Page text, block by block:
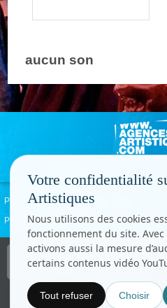
aucun son
Politique de confidentialité
Paramètres cookies
Votre confidentialité
Artistiques
Nous utilisons des cookies
fonctionnement du site.
activons aussi la mesure
certains contenus vidéo
Tout refuser Choisir